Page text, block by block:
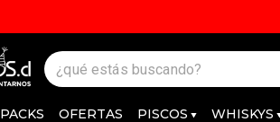
PACKS OFERTAS PISCOS WHISKYS